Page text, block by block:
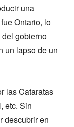
una
Ontario, lo
del gobierno
un lapso de un
las Cataratas
etc. Sin
descubrir en